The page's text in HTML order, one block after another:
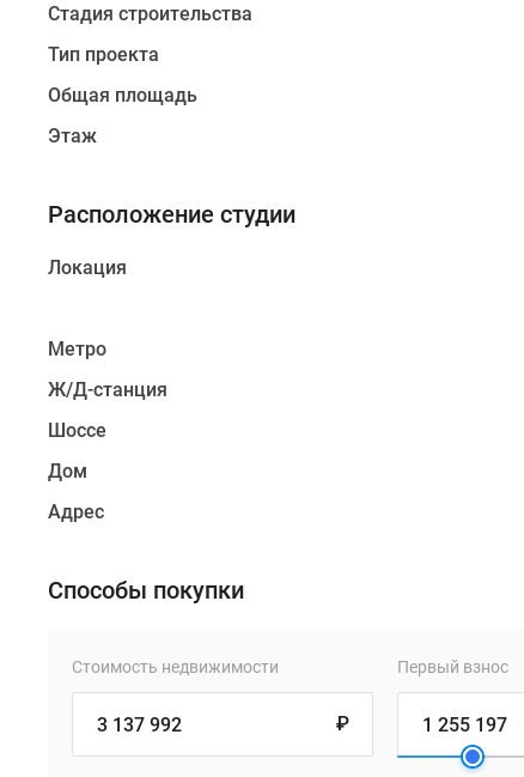
Стадия строительства
Тип проекта
Общая площадь
Этаж
Расположение студии
Локация
Метро
Ж/Д-станция
Шоссе
Дом
Адрес
Способы покупки
Стоимость недвижимости
₽
Первый взнос